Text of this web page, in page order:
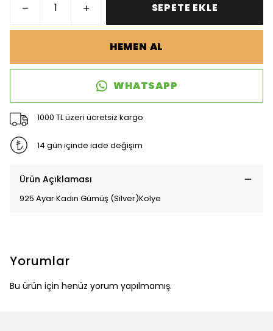
SEPETE EKLE
HEMEN AL
WHATSAPP
1000 TL üzeri ücretsiz kargo
14 gün içinde iade değişim
Ürün Açıklaması
925 Ayar Kadın Gümüş (Silver)Kolye
Yorumlar
Bu ürün için henüz yorum yapılmamış.